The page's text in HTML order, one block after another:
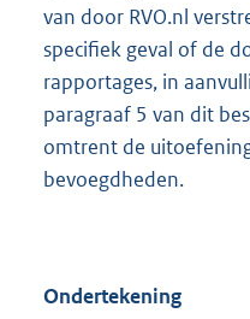
van door RVO.nl
specifiek geval of de
rapportages, in
paragraaf 5 van dit
omtrent de
bevoegdheden.
Ondertekening